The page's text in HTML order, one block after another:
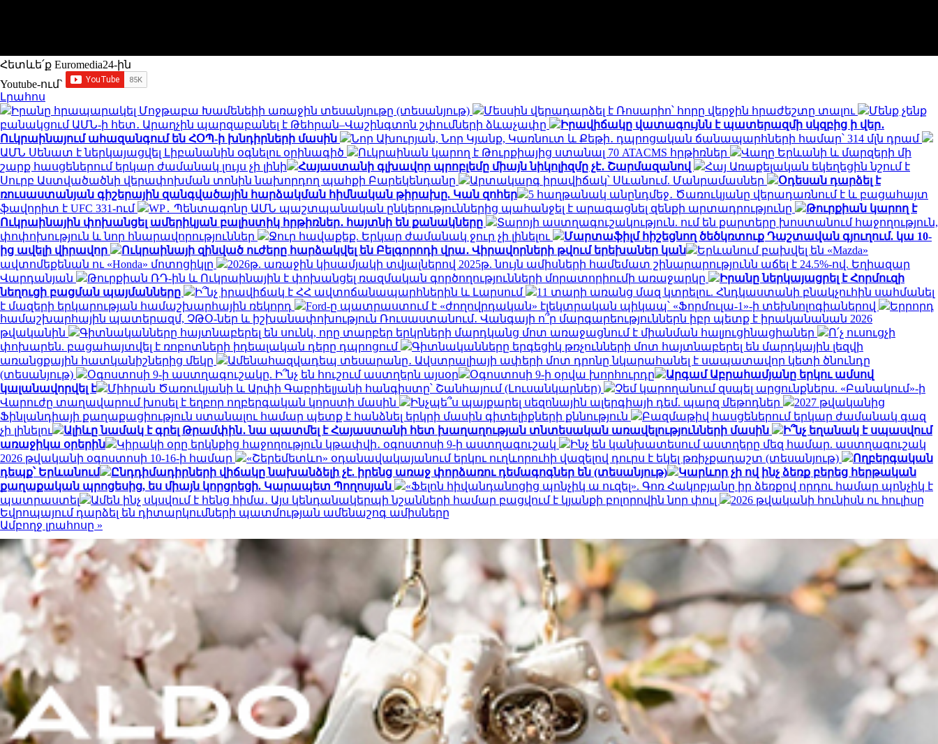
Հետևե՛ք Euromedia24-ին
Youtube-ում`
Լրահոս
Իրանը հրապարակել Մոջթաբա Խամենեիի առաջին տեսանյութը (տեսանյութ)
Մեսսին վերադարձել է Ռոսարիո՝ հորը վերջին հրաժեշտը տալու
Մենք չենք
բանակցում ԱՄՆ-ի հետ․ Արաղչին պարզաբանել է Թեհրան–Վաշինգտոն շփումների ձևաչափը
Իրավիճակը վատագույնն է պատերազմի սկզբից ի վեր․
Ուկրաինայում ահազանգում են ՀՕՊ-ի խնդիրների մասին
Նոր Ախուրյան, Նոր Կյանք, Կառնուտ և Քեթի․ դպրոցական ճանապարհների համար՝ 314 մլն դրամ
ԱՄՆ Սենատ է ներկայացվել Լիբանանին օգնելու օրինագիծ
Ուկրաինան կարող է Թուրքիայից ստանալ 70 ATACMS հրթիռներ
Վաղը Երևանի և մարզերի մի
շարք հասցեներում երկար ժամանակ լույս չի լինի
Հայաստանի գլխավոր պրոբլեմը միայն նիկոլիզմը չէ․ Շարմազանով
Հայ Առաքելական եկեղեցին նշում է
Սուրբ Աստվածածնի վերափոխման տոնին նախորդող պահքի Բարեկենդանը
Արտակարգ իրավիճակ՝ Սևանում. Մանրամասներ
Օդեսան դարձել է
ռուսաստանյան գիշերային զանգվածային հարձակման հիմնական թիրախը. Կան զոհեր
5 հաղթանակ անընդմեջ․ Ծառուկյանը վերադառնում է և բացահայտ
ֆավորիտ է UFC 331-ում
WP․ Պենտագոնը ԱՄՆ պաշտպանական ընկերություններից պահանջել է արագացնել զենքի արտադրությունը
Թուրքիան կարող է
Ուկրաինային փոխանցել ամերիկյան բալիստիկ հրթիռներ․ հայտնի են քանակները
Տարոյի աստղագուշակություն. ում են քարտերը խոստանում հաջողություն,
փոփոխություն և նոր հնարավորություններ
Ջուր հավաքեք. Երկար ժամանակ ջուր չի լինելու
Մարտաֆիլմ հիշեցնող ծեծկռտուք Դաշտավան գյուղում. կա 10-
ից ավելի վիրավոր
Ուկրաինայի զինված ուժերը հարձակվել են Բելգորոդի վրա․ Վիրավորների թվում երեխաներ կան
Երևանում բախվել են «Mazda»
ավտոմեքենան ու «Honda» մոտոցիկլը
2026թ. առաջին կիսամյակի տվյալներով 2025թ. նույն ամիսների համեմատ շինարարությունն աճել է 24.5%-ով. Եղիազար
Վարդանյան
Թուրքիան ՌԴ-ին և Ուկրաինային է փոխանցել ռազմական գործողությունների մորատորիումի առաջարկը
Իրանը ներկայացրել է Հորմուզի
նեղուցի բացման պայմանները
Ի՞նչ իրավիճակ է ՀՀ ավտոճանապարհներին և Լարսում
11 տարի առանց մազ կտրելու. Հնդկաստանի բնակչուհին սահմանել
է մազերի երկարության համաշխարհային ռեկորդ
Ford-ը պատրաստում է «ժողովրդական» էլեկտրական պիկապ՝ «Ֆորմուլա-1»-ի տեխնոլոգիաներով
Երրորդ
համաշխարհային պատերազմ, ՉԹՕ-ներ և իշխանափոխություն Ռուսաստանում․ Վանգայի ո՞ր մարգարեություններն իբր պետք է իրականանան 2026
թվականին
Գիտնականները հայտնաբերել են սունկ, որը տարբեր երկրների մարդկանց մոտ առաջացնում է միանման հալյուցինացիաներ
Ո՛չ ուսուցչի
փոխարեն. բացահայտվել է ռոբոտների իդեալական դերը դպրոցում
Գիտնականները երգեցիկ թռչունների մոտ հայտնաբերել են մարդկային լեզվի
առանցքային հատկանիշներից մեկը
Ամենահազվադեպ տեսարանը․ Ավստրալիայի ափերի մոտ դրոնը նկարահանել է սապատավոր կետի ծնունդը
(տեսանյութ)
Օգոստոսի 9-ի աստղագուշակը. Ի՞նչ են հուշում աստղերն այսօր Օգոստոսի 9-ի օրվա խորհուրդը
Արգամ Աբրահամյանը երկու ամսով
կալանավորվել է
Միհրան Ծառուկյանի և Արփի Գաբրիելյանի հանգիստը՝ Շանհայում (Լուսանկարներ)
Չեմ կարողանում զսպել արցունքներս. «Բանակում»-ի
Վարուժը տաղավարում խոսել է եղբոր ողբերգական կորստի մասին
Ինչպե՞ս պայքարել սեզոնային ալերգիայի դեմ. պարզ մեթոդներ
2027 թվականից
Ֆինլանդիայի քաղաքացիություն ստանալու համար պետք է հանձնել երկրի մասին գիտելիքների քննություն
Բազմաթիվ հասցեներում երկար ժամանակ գազ
չի լինելու
Ալիևը նամակ է գրել Թրամփին․ նա պատմել է Հայաստանի հետ խաղաղության տնտեսական առավելությունների մասին
Ի՞նչ եղանակ է սպասվում
առաջիկա օրերին
Կիրակի օրը երկնքից հաջողություն կթափվի․ օգոստոսի 9-ի աստղագուշակ
Ինչ են կանխատեսում աստղերը մեզ համար. աստղագուշակ
2026 թվականի օգոստոսի 10-16-ի համար
«Շերեմետևո» օդանավակայանում երկու ուղևորուհի վազելով դուրս է եկել թռիչքադաշտ (տեսանյութ)
Ողբերգական
դեպք՝ Երևանում
Ընդդիմադիրների վիճակը նախանձելի չէ. իրենց առաջ փորձառու դեմագոգներ են (տեսանյութ)
Կարևոր չի ով ինչ ձեռք բերեց հերթական
քաղաքական պրոցեսից, ես միայն կորցրեցի. Կարապետ Պողոսյան
«Ֆելոն հիվանդանոցից պոնչիկ ա ուզել». Գոռ Հակոբյանը իր ձեռքով որդու համար պոնչիկ է
պատրաստել
Ամեն ինչ սկսվում է հենց հիմա․ Այս կենդանակերպի նշանների համար բացվում է կյանքի բոլորովին նոր փուլ
2026 թվականի հունիսն ու հուլիսը
Եվրոպայում դարձել են դիտարկումների պատմության ամենաշոգ ամիսները
Ամբողջ լրահոսը »